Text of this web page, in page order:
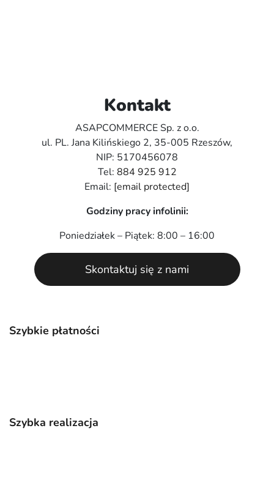
Szybkie płatności
Szybka realizacja
Kontakt
ASAPCOMMERCE Sp. z o.o.
ul. PL. Jana Kilińskiego 2, 35-005 Rzeszów,
NIP: 5170456078
Tel: 884 925 912
Email: [email protected]
Godziny pracy infolinii:
Poniedziałek – Piątek: 8:00 – 16:00
Skontaktuj się z nami